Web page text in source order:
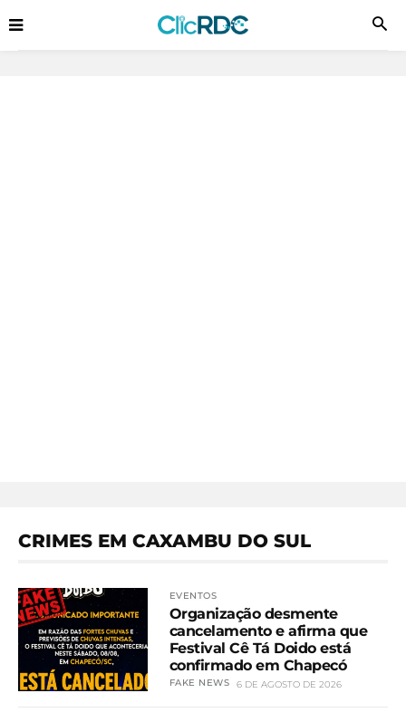
CRIMES EM CAXAMBU DO SUL
EVENTOS
Organização desmente
cancelamento e afirma que
Festival Cê Tá Doido está
confirmado em Chapecó
FAKE NEWS 6 DE AGOSTO DE 2026